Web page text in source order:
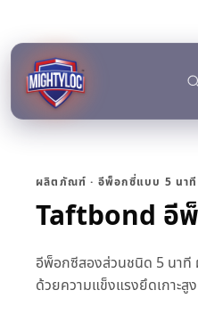
ค้
ผลิตภัณฑ์ · อีพ็อกซี่แบบ 5 นาที
Taftbond อี
อีพ็อกซีสองส่วนชนิด 5 นาที
ด้วยความแข็งแรงยึดเกาะสูง